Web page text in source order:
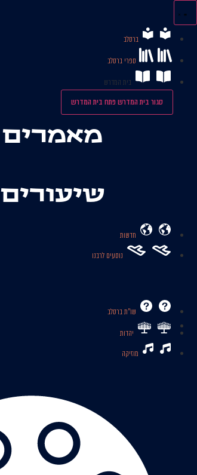
לתוכן
ברסלב
ספרי ברסלב
בית המדרש
סגור בית המדרשפתח בית המדרש
מאמרים
שיעורים
חדשות
נוסעים לרבנו
שו’’ת ברסלב
יהדות
מוזיקה